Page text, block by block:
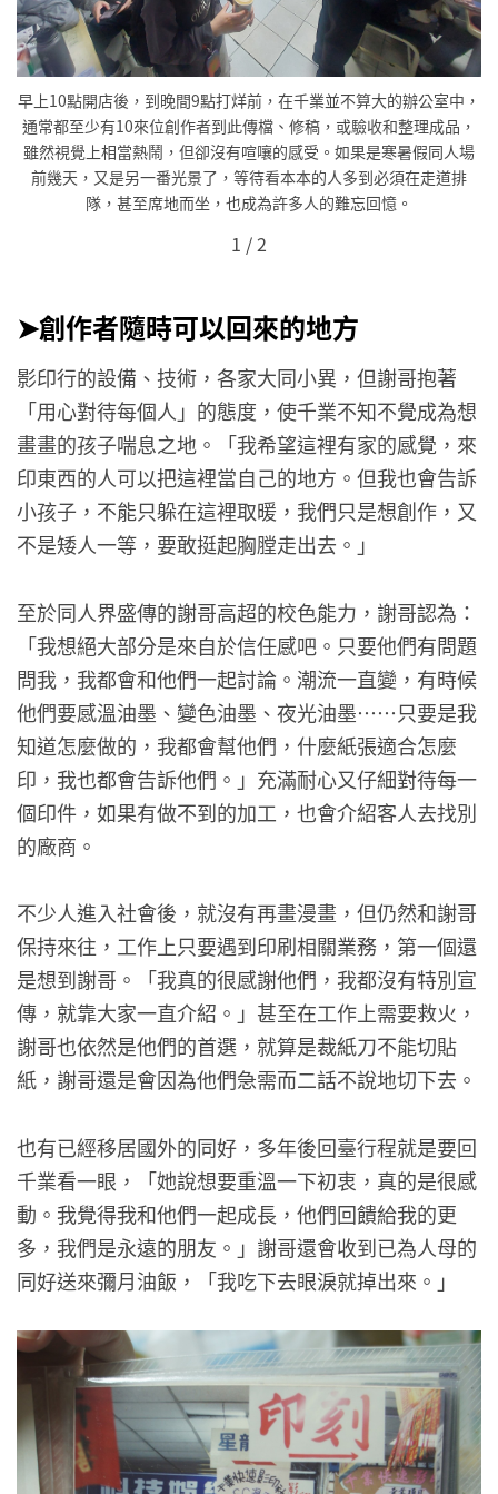
早上10點開店後，到晚間9點打烊前，在千業並不算大的辦公室中，
通常都至少有10來位創作者到此傳檔、修稿，或驗收和整理成品，
雖然視覺上相當熱鬧，但卻沒有喧嚷的感受。如果是寒暑假同人場
前幾天，又是另一番光景了，等待看本本的人多到必須在走道排
隊，甚至席地而坐，也成為許多人的難忘回憶。
1 /2
➤創作者隨時可以回來的地方
影印行的設備、技術，各家大同小異，但謝哥抱著
「用心對待每個人」的態度，使千業不知不覺成為想
畫畫的孩子喘息之地。「我希望這裡有家的感覺，來
印東西的人可以把這裡當自己的地方。但我也會告訴
小孩子，不能只躲在這裡取暖，我們只是想創作，又
不是矮人一等，要敢挺起胸膛走出去。」
至於同人界盛傳的謝哥高超的校色能力，謝哥認為：
「我想絕大部分是來自於信任感吧。只要他們有問題
問我，我都會和他們一起討論。潮流一直變，有時候
他們要感溫油墨、變色油墨、夜光油墨……只要是我
知道怎麼做的，我都會幫他們，什麼紙張適合怎麼
印，我也都會告訴他們。」充滿耐心又仔細對待每一
個印件，如果有做不到的加工，也會介紹客人去找別
的廠商。
不少人進入社會後，就沒有再畫漫畫，但仍然和謝哥
保持來往，工作上只要遇到印刷相關業務，第一個還
是想到謝哥。「我真的很感謝他們，我都沒有特別宣
傳，就靠大家一直介紹。」甚至在工作上需要救火，
謝哥也依然是他們的首選，就算是裁紙刀不能切貼
紙，謝哥還是會因為他們急需而二話不說地切下去。
也有已經移居國外的同好，多年後回臺行程就是要回
千業看一眼，「她說想要重溫一下初衷，真的是很感
動。我覺得我和他們一起成長，他們回饋給我的更
多，我們是永遠的朋友。」謝哥還會收到已為人母的
同好送來彌月油飯，「我吃下去眼淚就掉出來。」